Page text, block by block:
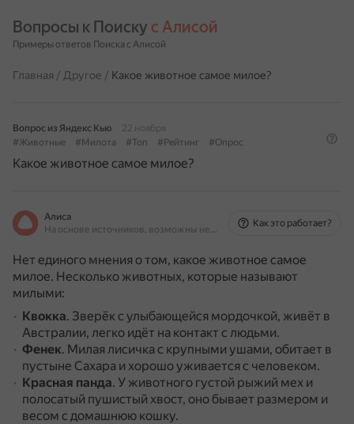
Вопросы к Поиску с Алисой
Примеры ответов Поиска с Алисой
Главная / Другое / Какое животное самое милое?
Вопрос из Яндекс Кью
22 ноября
#Животные
#Милота #Топ #Рейтинг #Опрос
Какое животное самое милое?
Алиса
На основе источников, возможны неточности
Как это работает?
Нет единого мнения о том, какое животное самое
милое. Несколько животных, которые называют
милыми:
Квокка. Зверёк с улыбающейся мордочкой, живёт в
Австралии, легко идёт на контакт с людьми.
Фенек. Милая лисичка с крупными ушами, обитает в
пустыне Сахара и хорошо уживается с человеком.
Красная панда. У животного густой рыжий мех и
полосатый пушистый хвост, оно бывает размером и
весом с домашнюю кошку.